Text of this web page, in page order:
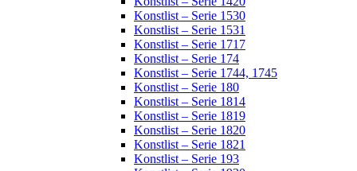
Konstlist – Serie 1530
Konstlist – Serie 1531
Konstlist – Serie 1717
Konstlist – Serie 174
Konstlist – Serie 1744, 1745
Konstlist – Serie 180
Konstlist – Serie 1814
Konstlist – Serie 1819
Konstlist – Serie 1820
Konstlist – Serie 1821
Konstlist – Serie 193